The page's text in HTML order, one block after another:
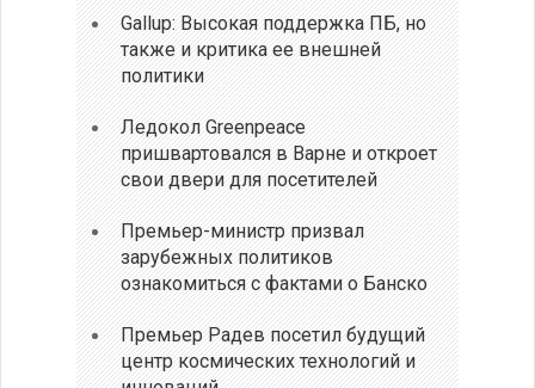
Gallup: Высокая поддержка ПБ, но
также и критика ее внешней
политики
Ледокол Greenpeace
пришвартовался в Варне и откроет
свои двери для посетителей
Премьер-министр призвал
зарубежных политиков
ознакомиться с фактами о Банско
Премьер Радев посетил будущий
центр космических технологий и